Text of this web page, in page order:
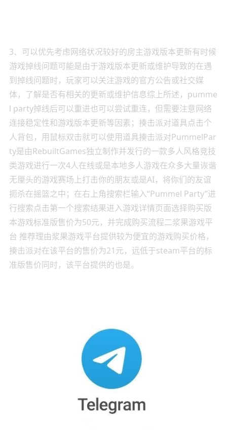
3、可以优先考虑网络状况较好的房主游戏版本更新有时候
游戏掉线问题可能是由于游戏版本更新或维护导致的在遇
到掉线问题时，玩家可以关注游戏的官方公告或社交媒
体，了解是否有相关的更新或维护信息综上所述，pumme
l party掉线后可以重进也可以尝试重连，但需要注意网络
连接稳定性和游戏版本更新等因素；揍击派对道具点击个
人背包，用鼠标双击就可以使用道具揍击派对PummelPar
ty是由RebuiltGames独立制作并发行的一款多人风格竞技
类游戏进行一次4人在线或是本地多人游戏在众多大量诙谐
无厘头的游戏赛场上打击你的朋友或是AI，将你们的友谊
扼杀在摇篮之中；在右上角搜索栏输入“Pummel Party”进
行搜索点击第一个搜索结果进入游戏详情页面选择购买版
本游戏标准版售价为50元，并完成购买流程二浆果游戏平
台 推荐理由浆果游戏平台提供较为便宜的游戏购买价格，
揍击派对在该平台的售价为21元，远低于steam平台的标
准版售价同时，该平台提供的也是。